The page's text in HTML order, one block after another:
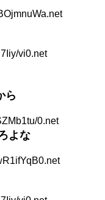
vi0.net
ら
0.net
よな